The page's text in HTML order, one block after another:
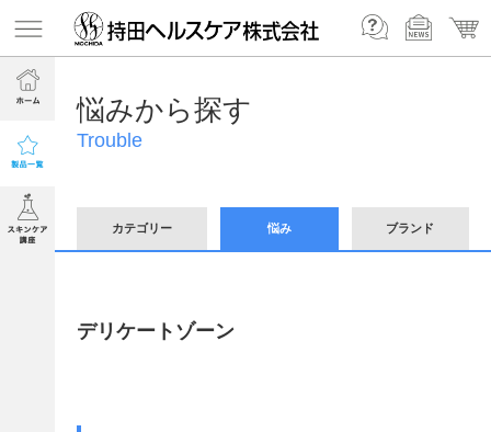
悩みから探す
Trouble
カテゴリー 悩み ブランド
デリケートゾーン